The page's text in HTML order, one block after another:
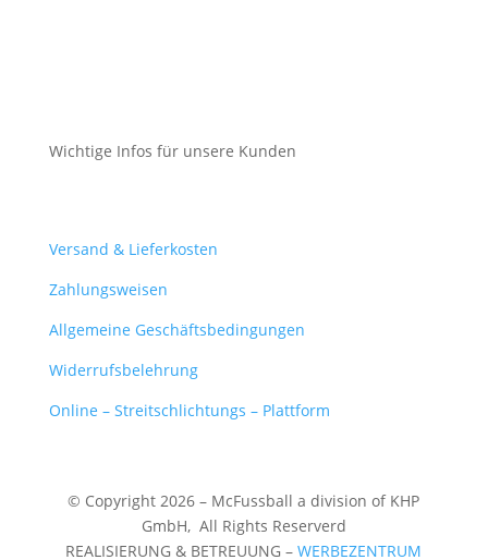
Wichtige Infos für unsere Kunden
Versand & Lieferkosten
Zahlungsweisen
Allgemeine Geschäftsbedingungen
Widerrufsbelehrung
Online – Streitschlichtungs – Plattform
© Copyright 2026 – McFussball a division of KHP
GmbH, All Rights Reserverd
REALISIERUNG & BETREUUNG –WERBEZENTRUM